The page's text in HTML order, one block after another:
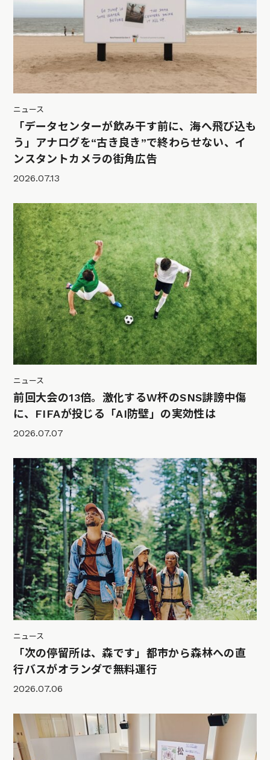
ニュース
「データセンターが飲み干す前に、海へ飛び込も
う」アナログを“古き良き”で終わらせない、イ
ンスタントカメラの街角広告
2026.07.13
ニュース
前回大会の13倍。激化するW杯のSNS誹謗中傷
に、FIFAが投じる「AI防壁」の実効性は
2026.07.07
ニュース
「次の停留所は、森です」都市から森林への直
行バスがオランダで無料運行
2026.07.06